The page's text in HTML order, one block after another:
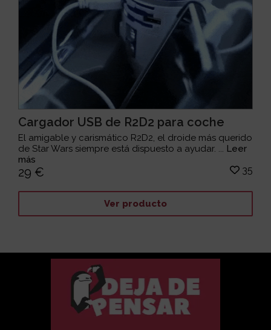
Cargador USB de R2D2 para coche
El amigable y carismático R2D2, el droide más querido
de Star Wars siempre está dispuesto a ayudar. ... Leer
más
29 € 35
Ver producto